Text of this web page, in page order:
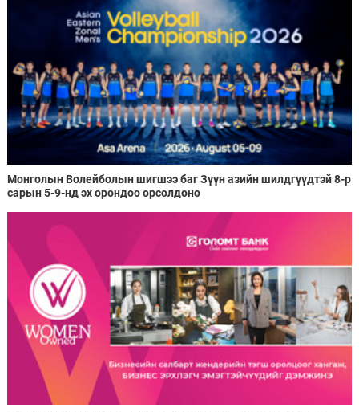
Монголын Волейболын шигшээ баг Зүүн азийн шилдгүүдтэй 8-р
сарын 5-9-нд эх орондоо өрсөлдөнө